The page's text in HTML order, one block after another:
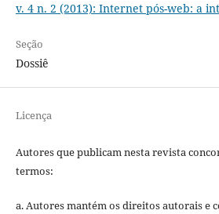
v. 4 n. 2 (2013): Internet pós-web: a
Seção
Dossiê
Licença
Autores que publicam nesta revista
termos:
a. Autores mantém os direitos autorais e